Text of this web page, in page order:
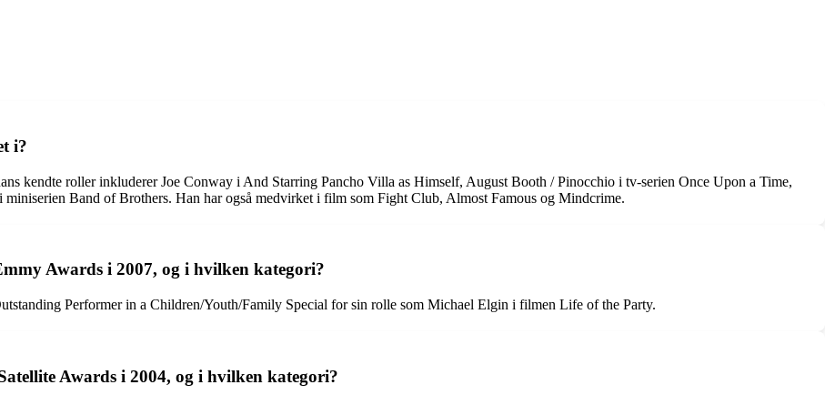
i?
kendte roller inkluderer Joe Conway i And Starring Pancho Villa as Himself, August Booth / Pinocchio i tv-serien Once Upon a Time,
Band of Brothers. Han har også medvirket i film som Fight Club, Almost Famous og Mindcrime.
Awards i 2007, og i hvilken kategori?
Performer in a Children/Youth/Family Special for sin rolle som Michael Elgin i filmen Life of the Party.
Awards i 2004, og i hvilken kategori?